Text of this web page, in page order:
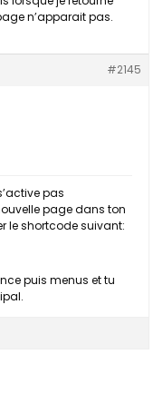
n’apparait pas.
#2145
pas
page dans ton
le shortcode suivant:
puis menus et tu